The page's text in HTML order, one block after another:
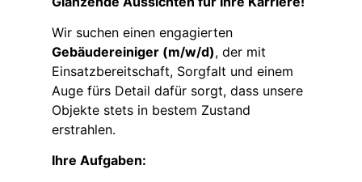
Wir suchen einen engagierten
Gebäudereiniger (m/w/d), der mit
Einsatzbereitschaft, Sorgfalt und einem
Auge fürs Detail dafür sorgt, dass unsere
Objekte stets in bestem Zustand
erstrahlen.
Ihre Aufgaben: